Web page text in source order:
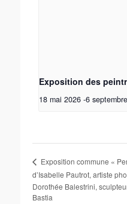
Exposition des
18 mai 2026 -6
Exposition commune «
d’Isabelle Pautrot, artiste
Dorothée Balestrini,
Bastia